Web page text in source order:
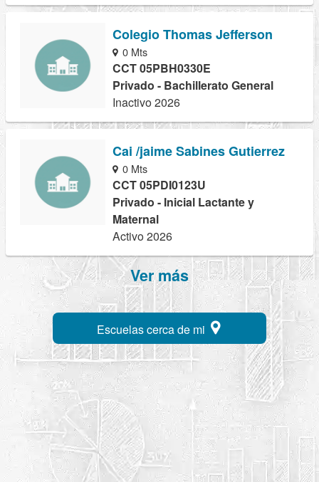
Colegio Thomas Jefferson
0 Mts
CCT 05PBH0330E
Privado - Bachillerato General
Inactivo 2026
Cai /jaime Sabines Gutierrez
0 Mts
CCT 05PDI0123U
Privado - Inicial Lactante y
Maternal
Activo 2026
Ver más
Escuelas cerca de mi